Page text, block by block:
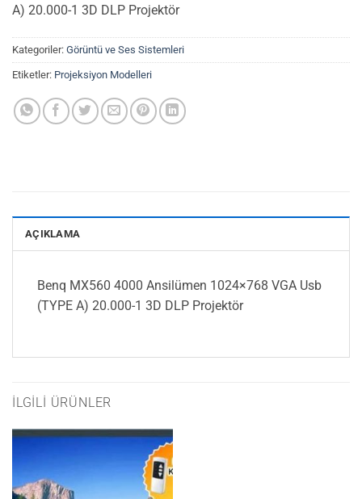
A) 20.000-1 3D DLP Projektör
Kategoriler: Görüntü ve Ses Sistemleri
Etiketler: Projeksiyon Modelleri
AÇIKLAMA
Benq MX560 4000 Ansilümen 1024×768 VGA Usb
(TYPE A) 20.000-1 3D DLP Projektör
İLGILI ÜRÜNLER